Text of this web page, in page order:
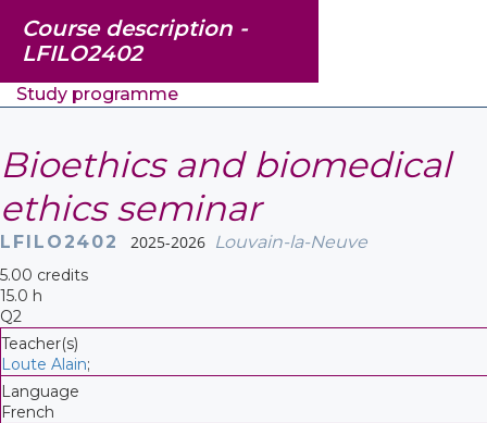
Course description -
LFILO2402
Study programme
Bioethics and biomedical
ethics seminar
LFILO2402 2025-2026 Louvain-la-Neuve
5.00 credits
15.0 h
Q2
Teacher(s)
Loute Alain;
Language
French